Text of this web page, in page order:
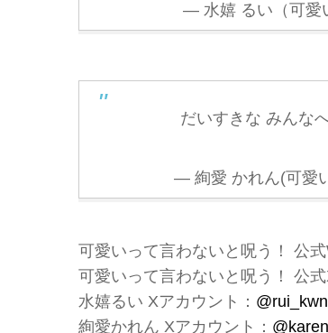
— 水嬉 るい（可愛
だいすきな みんな
— 絢愛 かれん(可愛
可愛いって言わないと呪う！ 公式
可愛いって言わないと呪う！ 公式
水嬉るい Xアカウント：
絢愛かれん Xアカウント：